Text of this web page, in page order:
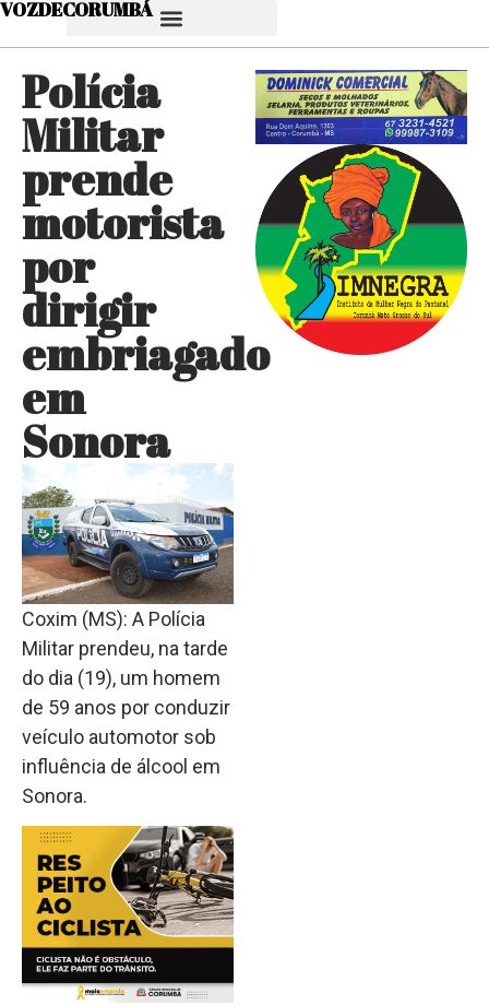
VOZDECORUMBÁ
Polícia
Militar
prende
motorista
por
dirigir
embriagado
em
Sonora
Coxim (MS): A Polícia
Militar prendeu, na tarde
do dia (19), um homem
de 59 anos por conduzir
veículo automotor sob
influência de álcool em
Sonora.